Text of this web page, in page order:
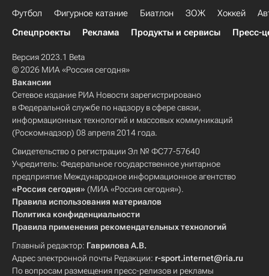
Футбол Фигурное катание Биатлон ЗОЖ Хоккей
Спецпроекты
Реклама Продукты и сервисы Пресс-
Версия 2023.1 Beta
© 2026 МИА «Россия сегодня»
Вакансии
Сетевое издание РИА Новости зарегистрировано
в Федеральной службе по надзору в сфере связи,
информационных технологий и массовых коммуникаций
(Роскомнадзор) 08 апреля 2014 года.
Свидетельство о регистрации Эл № ФС77-57640
Учредитель: Федеральное государственное унитарное
предприятие Международное информационное агентство
«Россия сегодня» (МИА «Россия сегодня»).
Правила использования материалов
Политика конфиденциальности
Правила применения рекомендательных технологий
Главный редактор: Гаврилова А.В.
Адрес электронной почты Редакции: r-sport.internet@ria.ru
По вопросам размещения пресс-релизов и рекламы